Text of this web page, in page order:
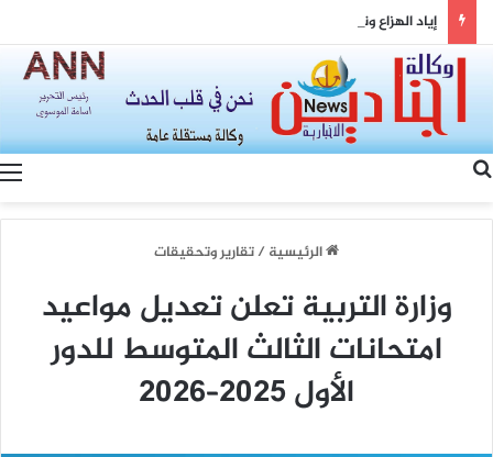
الرئيسية/تقارير وتحقيقات
وزارة التربية تعلن تعديل مواعيد
امتحانات الثالث المتوسط للدور
الأول 2025–2026